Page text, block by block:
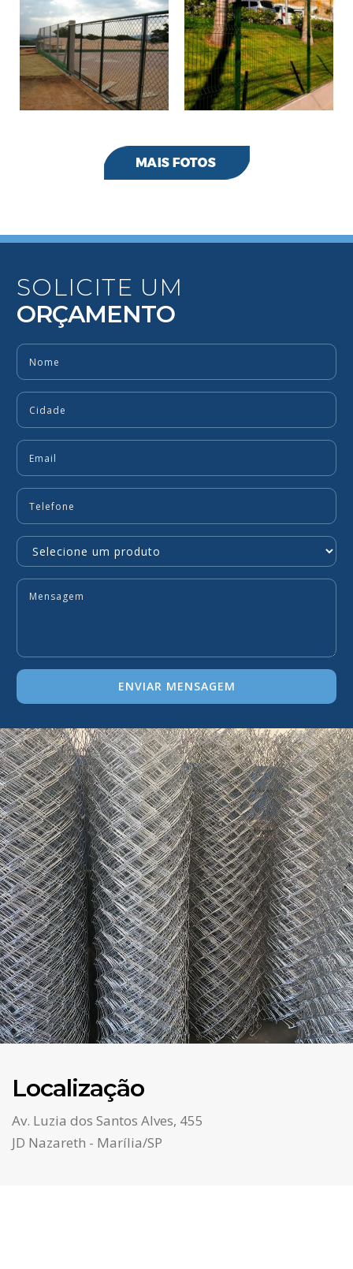
SOLICITE UM
ORÇAMENTO
Localização
Av. Luzia dos Santos Alves, 455
JD Nazareth - Marília/SP